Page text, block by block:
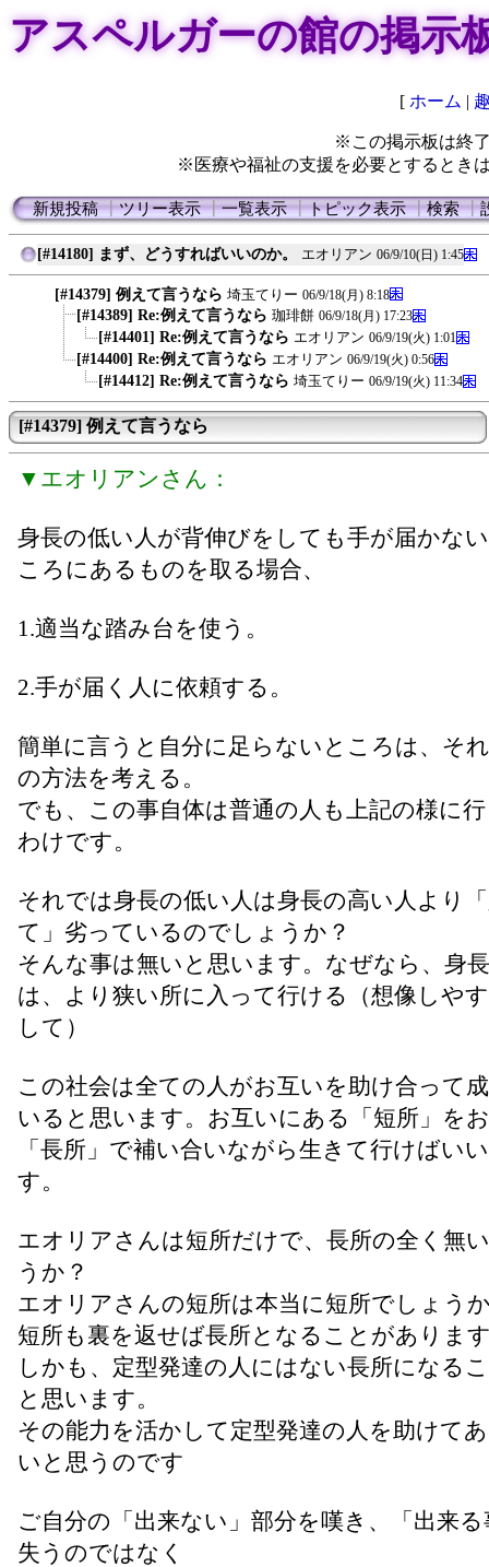
アスペルガーの館の掲示
[ ホーム |
※この掲示板は終
※医療や福祉の支援を必要とするとき
新規投稿┃ツリー表示┃一覧表示┃トピック表示┃検索┃
[#14180] まず、どうすればいいのか。 エオリアン 06/9/10(日) 1:45
[#14379] 例えて言うなら 埼玉てりー 06/9/18(月) 8:18
[#14389] Re:例えて言うなら 珈琲餅 06/9/18(月) 17:23
[#14401] Re:例えて言うなら エオリアン 06/9/19(火) 1:01
[#14400] Re:例えて言うなら エオリアン 06/9/19(火) 0:56
[#14412] Re:例えて言うなら 埼玉てりー 06/9/19(火) 11:34
[#14379] 例えて言うなら
▼エオリアンさん：
身長の低い人が背伸びをしても手が届かな
ころにあるものを取る場合、
1.適当な踏み台を使う。
2.手が届く人に依頼する。
簡単に言うと自分に足らないところは、そ
の方法を考える。
でも、この事自体は普通の人も上記の様に
わけです。
それでは身長の低い人は身長の高い人より
て」劣っているのでしょうか？
そんな事は無いと思います。なぜなら、身
は、より狭い所に入って行ける（想像しや
して）
この社会は全ての人がお互いを助け合って
いると思います。お互いにある「短所」を
「長所」で補い合いながら生きて行けばい
す。
エオリアさんは短所だけで、長所の全く無
うか？
エオリアさんの短所は本当に短所でしょう
短所も裏を返せば長所となることがありま
しかも、定型発達の人にはない長所になる
と思います。
その能力を活かして定型発達の人を助けて
いと思うのです
ご自分の「出来ない」部分を嘆き、「出来
失うのではなく